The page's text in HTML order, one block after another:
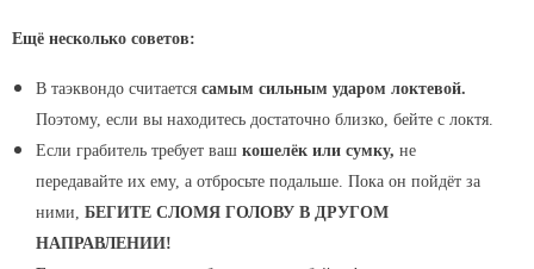
Ещё несколько советов:
В таэквондо считается самым сильным ударом локтевой.
Поэтому, если вы находитесь достаточно близко, бейте с локтя.
Если грабитель требует ваш кошелёк или сумку, не
передавайте их ему, а отбросьте подальше. Пока он пойдёт за
ними, БЕГИТЕ СЛОМЯ ГОЛОВУ В ДРУГОМ
НАПРАВЛЕНИИ!